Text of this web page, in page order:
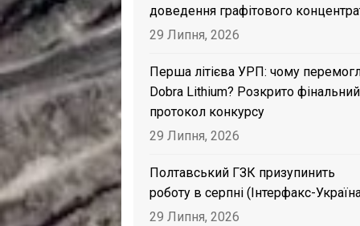
доведення графітового
29 Липня, 2026
Перша літієва УРП: чому
Dobra Lithium? Розкрито фінальний
протокол конкурсу
29 Липня, 2026
Полтавський ГЗК призупинить
роботу в серпні (Інтерфакс-
29 Липня, 2026